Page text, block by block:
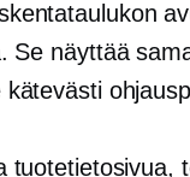
Se näyttää
tuotetietosivua,